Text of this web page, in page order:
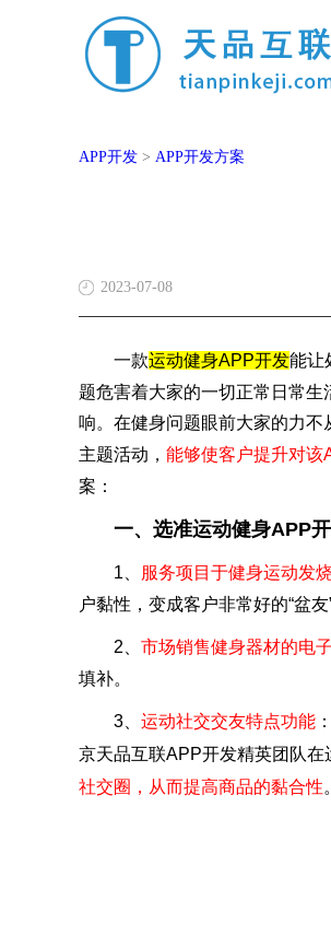
APP开发 > APP开发方案
2023-07-08
一款运动健身APP开发能让
题危害着大家的一切正常日常
响。在健身问题眼前大家的力
主题活动， 能够使客户提升对该
案：
一、选准运动健身APP
1、 服务项目于健身运动发
户黏性，变成客户非常好的“盆
2、 市场销售健身器材的电
填补。
3、 运动社交交友特点功能
京天品互联APP开发精英团队在
社交圈，从而提高商品的黏合性。